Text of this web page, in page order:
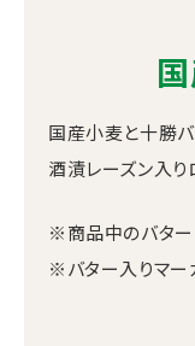
国産小麦と十勝
酒漬レーズン入り
※商品中のバター
※バター入りマー